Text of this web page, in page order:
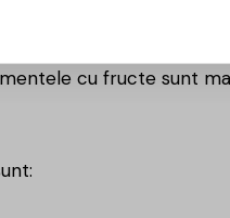
Variantele cremoase
cu fructe sunt